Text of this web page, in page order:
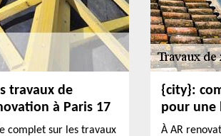
travaux de
à Paris 17
complet sur les travaux
{city}:
pour une
À AR